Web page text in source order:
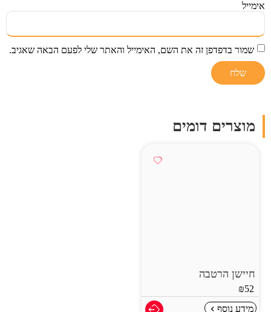
אימייל
שמור בדפדפן זה את השם, האימייל והאתר שלי לפעם הבאה שאגיב.
מוצרים דומים
חיישן הרטבה
₪52
מידע נוסף